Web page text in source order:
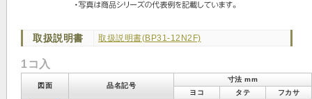
取扱説明書 取扱説明書(BP31-12N2F)
1コ入
図面 品名記号
寸法 mm
ヨコ
タテ フカサ